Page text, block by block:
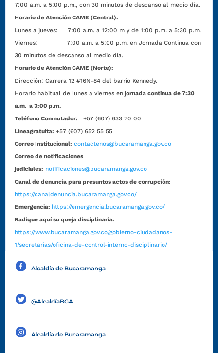
7:00 a.m. a 5:00 p.m., con 30 minutos de descanso al medio día.
Horario de Atención CAME (Central):
Lunes a jueves: 7:00 a.m. a 12:00 m y de 1:00 p.m. a 5:30 p.m.
Viernes: 7:00 a.m. a 5:00 p.m. en Jornada Continua con
30 minutos de descanso al medio día.
Horario de Atención CAME (Norte):
Dirección:Carrera 12 #16N-84 del barrio Kennedy.
Horario habitual de lunes a viernes en jornada continua de 7:30
a.m. a 3:00 p.m.
Teléfono Conmutador:
+57 (607) 633 70 00
Líneagratuita: +57 (607) 652 55 55
Correo Institucional: contactenos@bucaramanga.gov.co
Correo de notificaciones
judiciales: notificaciones@bucaramanga.gov.co
Canal de denuncia para presuntos actos de corrupción:
https://canaldenuncia.bucaramanga.gov.co/
Emergencia: https://emergencia.bucaramanga.gov.co/
Radique aquí su queja disciplinaria:
https://www.bucaramanga.gov.co/gobierno-ciudadanos-
1/secretarias/oficina-de-control-interno-disciplinario/
Alcaldía de Bucaramanga
@AlcaldíaBGA
Alcaldía de Bucaramanga